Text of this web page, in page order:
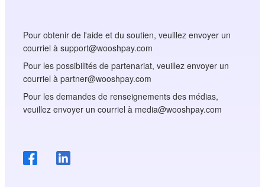
Pour obtenir de l'aide et du soutien, veuillez envoyer un
courriel à support@wooshpay.com
Pour les possibilités de partenariat, veuillez envoyer un
courriel à partner@wooshpay.com
Pour les demandes de renseignements des médias,
veuillez envoyer un courriel à media@wooshpay.com